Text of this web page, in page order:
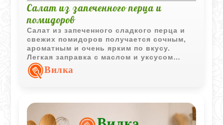
Салат из запеченного перца и
помидоров
Салат из запеченного сладкого перца и
свежих помидоров получается сочным,
ароматным и очень ярким по вкусу.
Легкая заправка с маслом и уксусом
хорошо подчеркивает сладость овощей.
Вилка